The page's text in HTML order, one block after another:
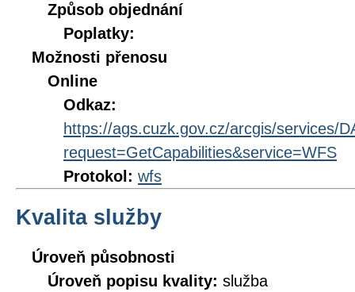
Způsob objednání
Poplatky:
Možnosti přenosu
Online
Odkaz:
https://ags.cuzk.gov.cz/arcgis/services/
request=GetCapabilities&service=WFS
Protokol: wfs
Kvalita služby
Úroveň působnosti
Úroveň popisu kvality: služba